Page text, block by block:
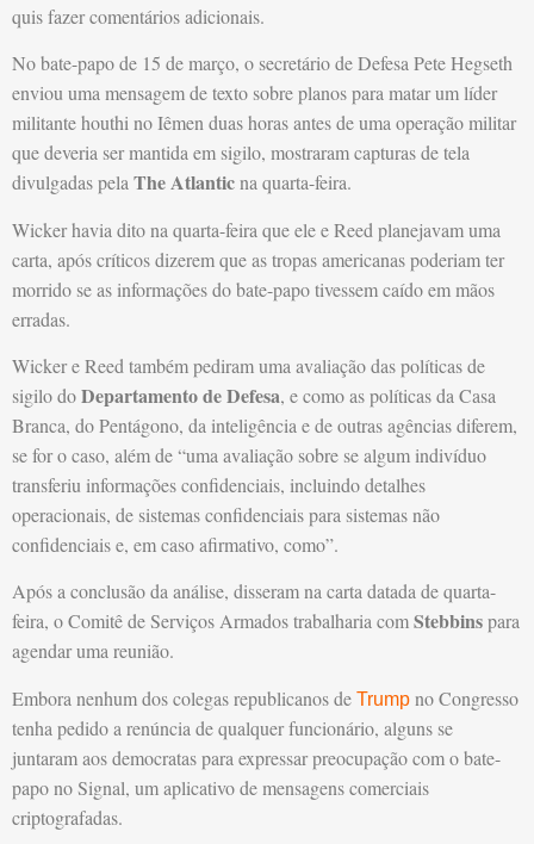
quis fazer comentários adicionais.
No bate-papo de 15 de março, o secretário de Defesa Pete Hegseth
enviou uma mensagem de texto sobre planos para matar um líder
militante houthi no Iêmen duas horas antes de uma operação militar
que deveria ser mantida em sigilo, mostraram capturas de tela
divulgadas pelaThe Atlanticna quarta-feira.
Wicker havia dito na quarta-feira que ele e Reed planejavam uma
carta, após críticos dizerem que as tropas americanas poderiam ter
morrido se as informações do bate-papo tivessem caído em mãos
erradas.
Wicker e Reed também pediram uma avaliação das políticas de
sigilo doDepartamento de Defesa, e como as políticas da Casa
Branca, do Pentágono, da inteligência e de outras agências diferem,
se for o caso, além de “uma avaliação sobre se algum indivíduo
transferiu informações confidenciais, incluindo detalhes
operacionais, de sistemas confidenciais para sistemas não
confidenciais e, em caso afirmativo, como”.
Após a conclusão da análise, disseram na carta datada de quarta-
feira, o Comitê de Serviços Armados trabalharia comStebbinspara
agendar uma reunião.
Embora nenhum dos colegas republicanos de Trump no Congresso
tenha pedido a renúncia de qualquer funcionário, alguns se
juntaram aos democratas para expressar preocupação com o bate-
papo no Signal, um aplicativo de mensagens comerciais
criptografadas.